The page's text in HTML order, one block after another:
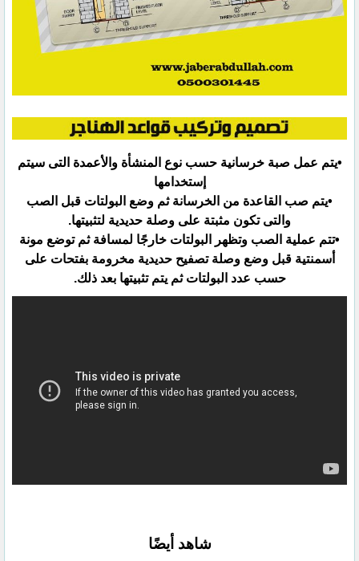
•يتم عمل صبة خرسانية حسب نوع المنشأة والأعمدة التى سيتم
إستخدامها
•يتم صب القاعدة من الخرسانة ثم وضع البولتات قبل الصب
والتى تكون مثبتة على وصلة حديدية لتثبيتها.‏
•تتم عملية الصب وتظهر البولتات خارجًا لمسافة ثم توضع مونة
أسمنتية قبل وضع وصلة تصفيح حديدية ‏مخرومة بفتحات على
حسب عدد البولتات ثم يتم تثبيتها بعد ذلك.‏
شاهد أيضًا